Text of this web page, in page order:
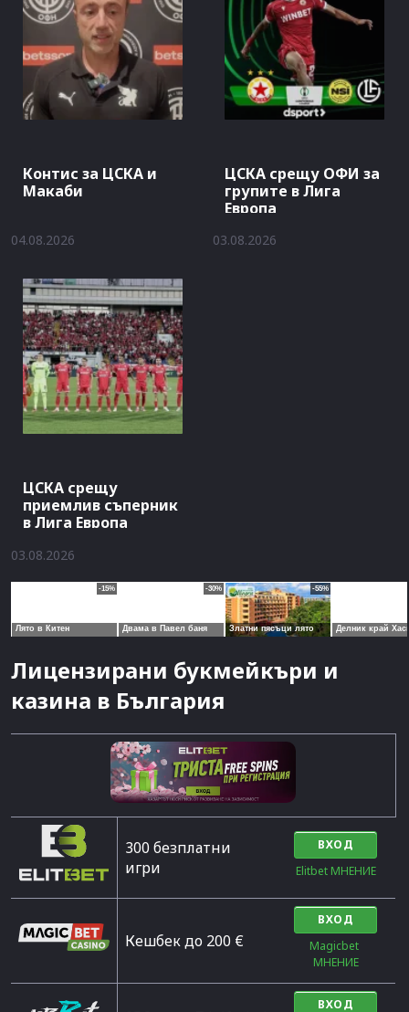
Контис за ЦСКА и
Макаби
04.08.2026
ЦСКА срещу ОФИ за
групите в Лига
Европа
03.08.2026
ЦСКА срещу
приемлив съперник
в Лига Европа
03.08.2026
Лицензирани букмейкъри и
казина в България
300 безплатни
игри
ВХОД
Elitbet МНЕНИЕ
Кешбек до 200 €
ВХОД
Magicbet
МНЕНИЕ
ВХОД